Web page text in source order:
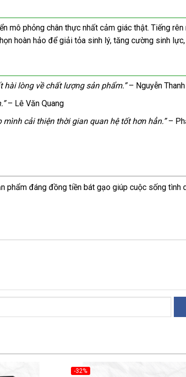
mô phỏng chân thực nhất cảm giác thật. Tiếng
hoàn hảo để giải tỏa sinh lý, tăng cường sinh
hài lòng về chất lượng sản phẩm.”– Nguyễn
– Lê Văn Quang
cải thiện thời gian quan hệ tốt hơn hẳn.”–
đáng đồng tiền bát gạo giúp cuộc sống tình
-32%